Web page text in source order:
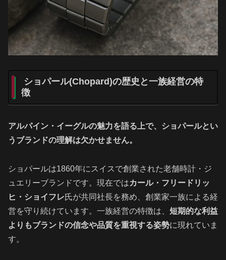
ショパール(Chopard)の歴史と一族経営の特
徴
アルパイン・イーグルの魅力を語る上で、ショパールとい
うブランドの理解は欠かせません。
ショパールは1860年にスイスで創業された老舗時計・ジ
ュエリーブランドです。現在ではカール・フリードリッ
ヒ・ショイフレ氏が共同社長を務め、創業家一族による経
営を守り続けています。一族経営の特徴は、 短期的な利益
よりもブランドの信念や品質を重視する姿勢に現れていま
す。